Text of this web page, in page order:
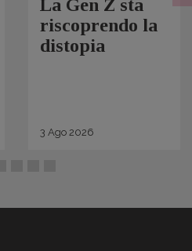
La Gen Z sta
riscoprendo la
distopia
3 Ago 2026